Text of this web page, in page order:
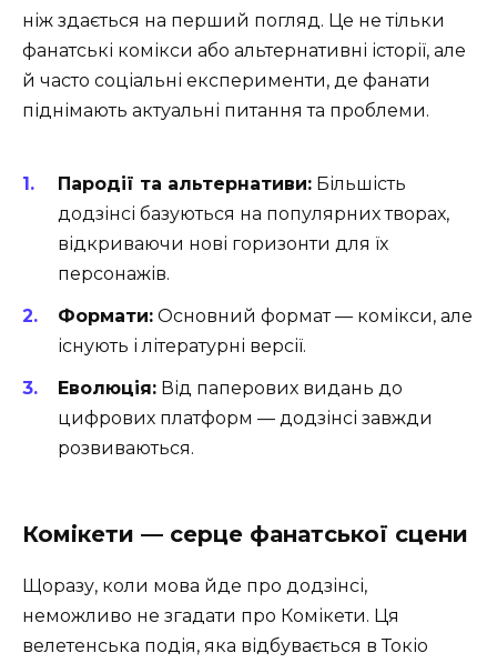
ніж здається на перший погляд. Це не тільки
фанатські комікси або альтернативні історії, але
й часто соціальні експерименти, де фанати
піднімають актуальні питання та проблеми.
Пародії та альтернативи: Більшість
додзінсі базуються на популярних творах,
відкриваючи нові горизонти для їх
персонажів.
Формати: Основний формат — комікси, але
існують і літературні версії.
Еволюція: Від паперових видань до
цифрових платформ — додзінсі завжди
розвиваються.
Комікети — серце фанатської сцени
Щоразу, коли мова йде про додзінсі,
неможливо не згадати про Комікети. Ця
велетенська подія, яка відбувається в Токіо